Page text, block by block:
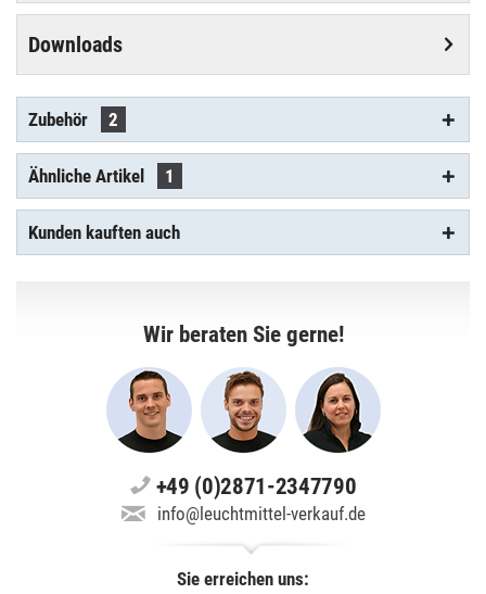
Downloads
Zubehör 2
Ähnliche Artikel 1
Kunden kauften auch
Wir beraten Sie gerne!
+49 (0)2871-2347790
info@leuchtmittel-verkauf.de
Sie erreichen uns: